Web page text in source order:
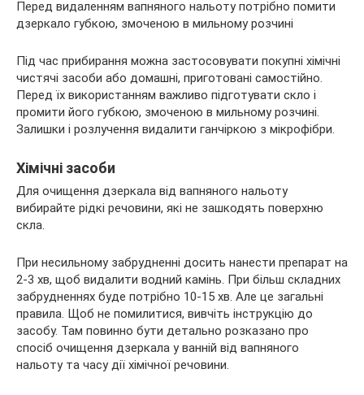
Перед видаленням вапняного нальоту потрібно помити
дзеркало губкою, змоченою в мильному розчині
Під час прибирання можна застосовувати покупні хімічні
чистячі засоби або домашні, приготовані самостійно.
Перед їх використанням важливо підготувати скло і
промити його губкою, змоченою в мильному розчині.
Залишки і розлучення видалити ганчіркою з мікрофібри.
Хімічні засоби
Для очищення дзеркала від вапняного нальоту
вибирайте рідкі речовини, які не зашкодять поверхню
скла.
При несильному забрудненні досить нанести препарат на
2-3 хв, щоб видалити водний камінь. При більш складних
забрудненнях буде потрібно 10-15 хв. Але це загальні
правила. Щоб не помилитися, вивчіть інструкцію до
засобу. Там повинно бути детально розказано про
спосіб очищення дзеркала у ванній від вапняного
нальоту та часу дії хімічної речовини.